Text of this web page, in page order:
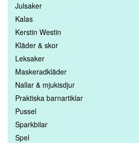
Julsaker
Kalas
Kerstin Westin
Kläder & skor
Leksaker
Maskeradkläder
Nallar & mjukisdjur
Praktiska barnartiklar
Pussel
Sparkbilar
Spel